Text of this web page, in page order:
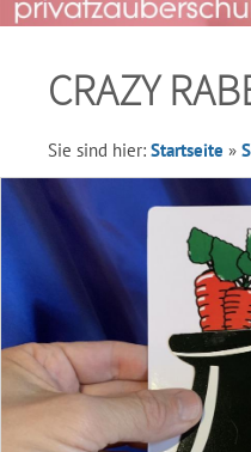
CRAZY
Sie sind hier: Startseite »